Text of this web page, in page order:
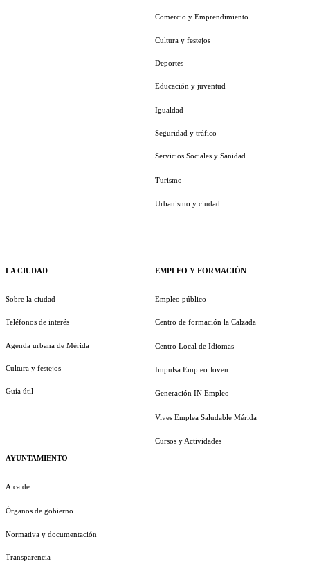
LA CIUDAD
Sobre la ciudad
Teléfonos de interés
Agenda urbana de Mérida
Cultura y festejos
Guía útil
AYUNTAMIENTO
Alcalde
Órganos de gobierno
Normativa y documentación
Transparencia
Comercio y Emprendimiento
Cultura y festejos
Deportes
Educación y juventud
Igualdad
Seguridad y tráfico
Servicios Sociales y Sanidad
Turismo
Urbanismo y ciudad
EMPLEO Y FORMACIÓN
Empleo público
Centro de formación la Calzada
Centro Local de Idiomas
Impulsa Empleo Joven
Generación IN Empleo
Vives Emplea Saludable Mérida
Cursos y Actividades